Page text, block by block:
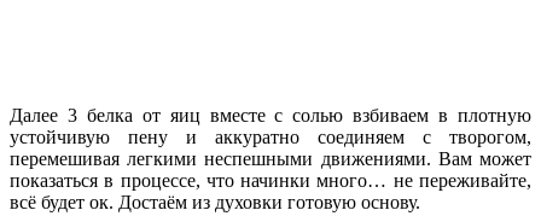
Далее 3 белка от яиц вместе с солью взбиваем в плотную
устойчивую пену и аккуратно соединяем с творогом,
перемешивая легкими неспешными движениями. Вам может
показаться в процессе, что начинки много… не переживайте,
всё будет ок. Достаём из духовки готовую основу.